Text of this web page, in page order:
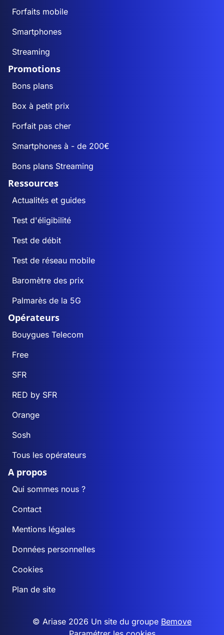
Forfaits mobile
Smartphones
Streaming
Promotions
Bons plans
Box à petit prix
Forfait pas cher
Smartphones à - de 200€
Bons plans Streaming
Ressources
Actualités et guides
Test d'éligibilité
Test de débit
Test de réseau mobile
Baromètre des prix
Palmarès de la 5G
Opérateurs
Bouygues Telecom
Free
SFR
RED by SFR
Orange
Sosh
Tous les opérateurs
A propos
Qui sommes nous ?
Contact
Mentions légales
Données personnelles
Cookies
Plan de site
© Ariase 2026 Un site du groupe Bemove